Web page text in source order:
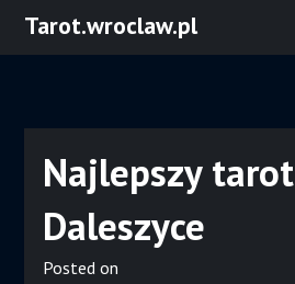
SkipTarot.wroclaw.pl
Najlepszy tarot
Daleszyce
Posted on